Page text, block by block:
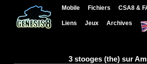
Mobile Fichiers CSA8 &
Liens Jeux Archives
3 stooges (the) sur